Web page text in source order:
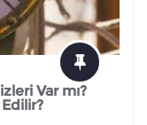
Var mı?